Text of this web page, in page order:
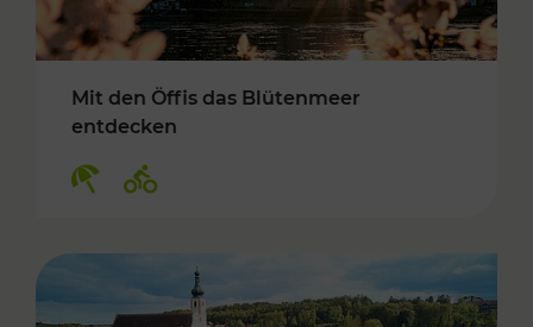
Mit den Öffis das Blütenmeer
entdecken